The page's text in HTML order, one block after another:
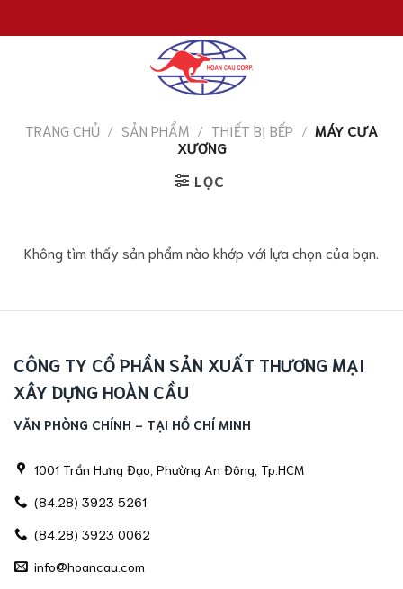
đến
TRANG CHỦ / SẢN PHẨM / THIẾT BỊ BẾP / MÁY CƯA
XƯƠNG
LỌC
Không tìm thấy sản phẩm nào khớp với lựa chọn của bạn.
CÔNG TY CỔ PHẦN SẢN XUẤT THƯƠNG MẠI
XÂY DỰNG HOÀN CẦU
VĂN PHÒNG CHÍNH - TẠI HỒ CHÍ MINH
1001 Trần Hưng Đạo, Phường An Đông, Tp.HCM
(84.28) 3923 5261
(84.28) 3923 0062
info@hoancau.com